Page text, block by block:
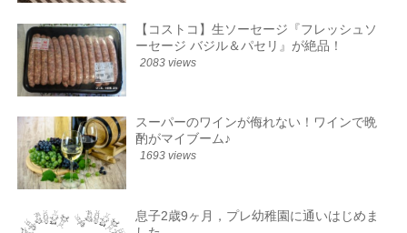
【コストコ】生ソーセージ『フレッシュソ
ーセージ バジル＆パセリ』が絶品！
2083 views
スーパーのワインが侮れない！ワインで晩
酌がマイブーム♪
1693 views
息子2歳9ヶ月，プレ幼稚園に通いはじめま